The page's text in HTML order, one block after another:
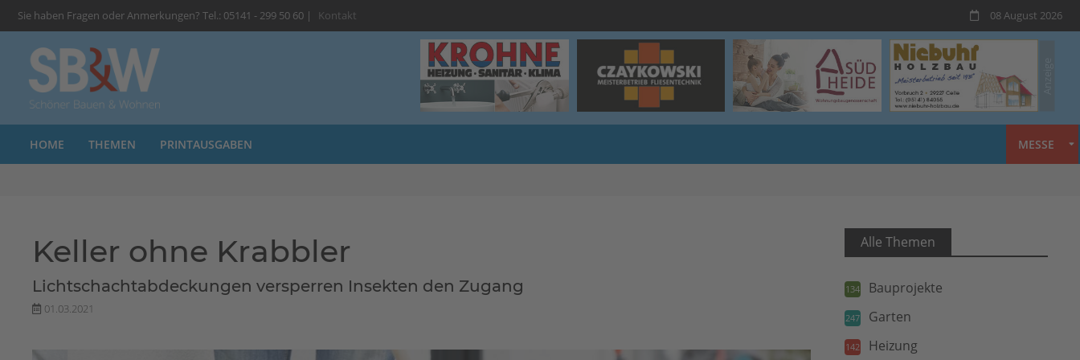
Sie haben Fragen oder Anmerkungen? Tel.: 05141 - 299 50 60 | Kontakt 08 August 2026
HOME THEMEN PRINTAUSGABEN MESSE
Keller ohne Krabbler
Lichtschachtabdeckungen versperren Insekten den Zugang
01.03.2021
Alle Themen
134 Bauprojekte
247 Garten
142 Heizung